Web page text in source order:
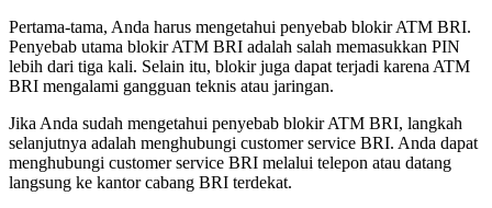
Pertama-tama, Anda harus mengetahui penyebab blokir ATM BRI.
Penyebab utama blokir ATM BRI adalah salah memasukkan PIN
lebih dari tiga kali. Selain itu, blokir juga dapat terjadi karena ATM
BRI mengalami gangguan teknis atau jaringan.
Jika Anda sudah mengetahui penyebab blokir ATM BRI, langkah
selanjutnya adalah menghubungi customer service BRI. Anda dapat
menghubungi customer service BRI melalui telepon atau datang
langsung ke kantor cabang BRI terdekat.